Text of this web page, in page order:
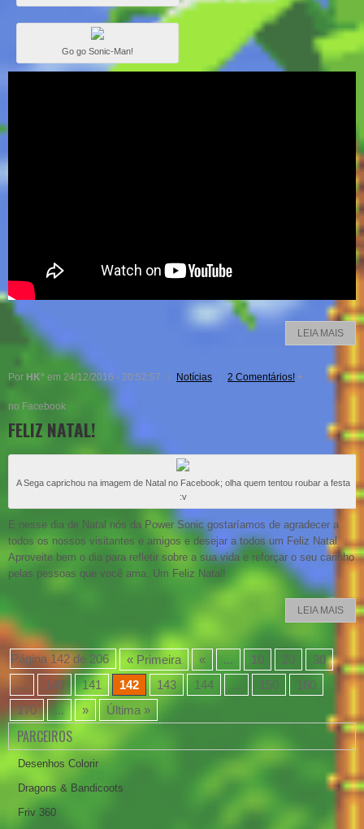
Go go Sonic-Man!
LEIA MAIS
Por HK° em 24/12/2016 - 20:52:57 Notícias 2 Comentários! +
no Facebook
FELIZ NATAL!
A Sega caprichou na imagem de Natal no Facebook; olha quem tentou roubar a festa
:v
E nesse dia de Natal nós da Power Sonic gostaríamos de agradecer a
todos os nossos visitantes e amigos e desejar a todos um Feliz Natal.
Aproveite bem o dia para refletir sobre a sua vida e reforçar o seu carinho
pelas pessoas que você ama. Um Feliz Natal!
LEIA MAIS
Página 142 de 206 « Primeira « ... 10 20
30
...
140 141 142 143 144 ... 150
160
170
... » Última »
PARCEIROS
Desenhos Colorir
Dragons & Bandicoots
Friv 360